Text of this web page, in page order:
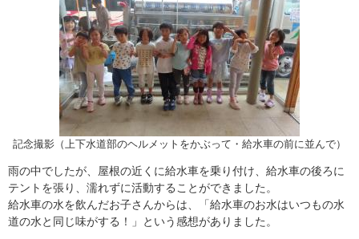
記念撮影（上下水道部のヘルメットをかぶって・給水車の前に並んで）
雨の中でしたが、屋根の近くに給水車を乗り付け、給水車の後ろに
テントを張り、濡れずに活動することができました。
給水車の水を飲んだお子さんからは、「給水車のお水はいつもの水
道の水と同じ味がする！」という感想がありました。